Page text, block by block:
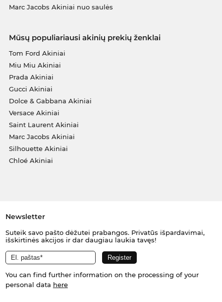
Marc Jacobs Akiniai nuo saulės
Mūsų populiariausi akinių prekių ženklai
Tom Ford Akiniai
Miu Miu Akiniai
Prada Akiniai
Gucci Akiniai
Dolce & Gabbana Akiniai
Versace Akiniai
Saint Laurent Akiniai
Marc Jacobs Akiniai
Silhouette Akiniai
Chloé Akiniai
Newsletter
Suteik savo pašto dėžutei prabangos. Privatūs išpardavimai,
išskirtinės akcijos ir dar daugiau laukia tavęs!
You can find further information on the processing of your
personal data here